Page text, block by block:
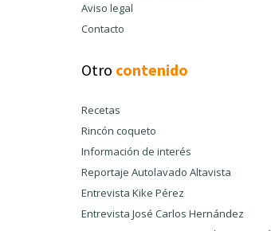
Aviso legal
Contacto
Otro contenido
Recetas
Rincón coqueto
Información de interés
Reportaje Autolavado Altavista
Entrevista Kike Pérez
Entrevista José Carlos Hernández